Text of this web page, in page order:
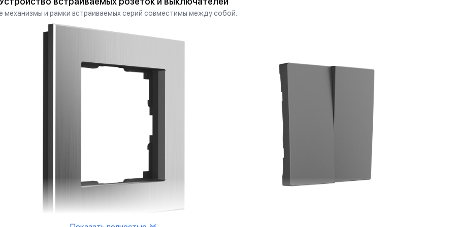
механизмы и рамки встраиваемых серий совместимы между собой.